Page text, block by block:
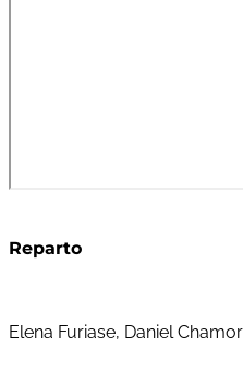
Reparto
Elena Furiase, Daniel